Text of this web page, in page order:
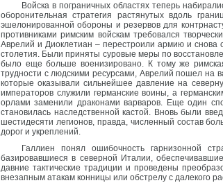
Войска в пограничных областях теперь
оборонительная стратегия растянутых вдоль
эшелонированной обороны и резервов для
противниками римским войскам требовался
Аврелий и Диоклетиан – перестроили армию и
столетия. Были приняты суровые меры по
было еще больше военизировано. К тому же
трудности с людскими ресурсами, Аврелий пошел на
которые оказывали сильнейшее давление на
императоров служили германские воины, а
орлами заменили драконами варваров. Еще один
становилась наследственной кастой. Вновь были
шестидесяти легионов, правда, численный состав
дорог и укреплений.
Галлиен понял ошибочность гарнизонной
базировавшиеся в северной Италии,
давние тактические традиции и проведены
внезапным атакам конницы или обстрелу с далекого